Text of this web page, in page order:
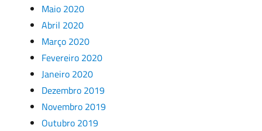
Maio 2020
Abril 2020
Março 2020
Fevereiro 2020
Janeiro 2020
Dezembro 2019
Novembro 2019
Outubro 2019